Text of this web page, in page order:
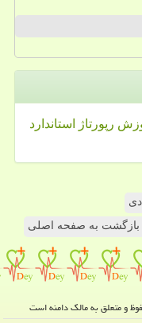
رپورتاژ
استاندارد
دی
بازگشت به صفحه اصلی